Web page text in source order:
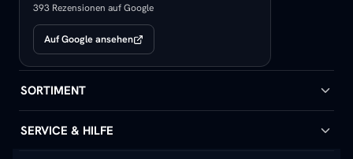
393 Rezensionen auf Google
Auf Google ansehen
SORTIMENT
Badheizkörper
SERVICE & HILFE